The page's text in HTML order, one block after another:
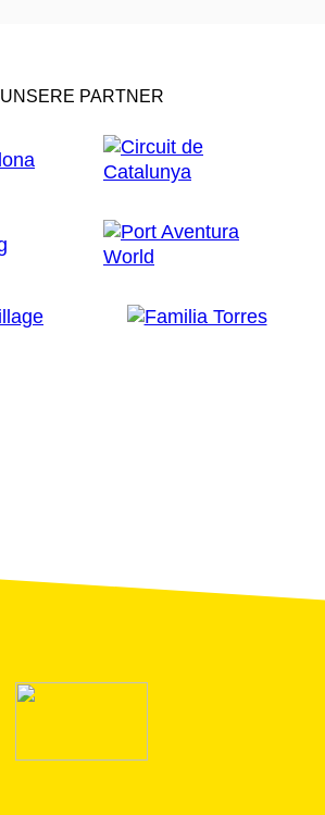
UNSERE PARTNER